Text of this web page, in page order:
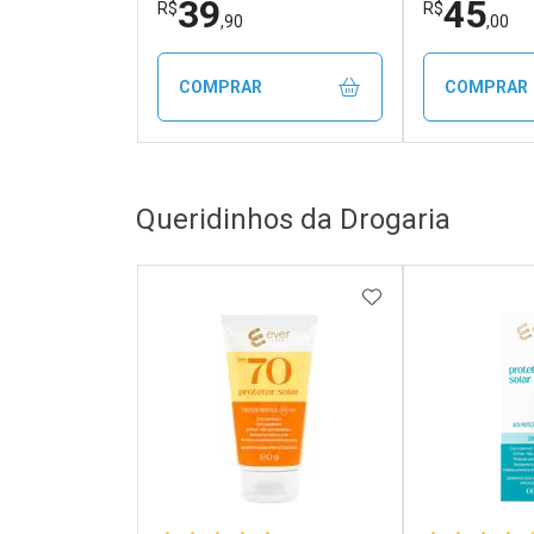
R$39,90
COMPRAR
Laboratório
Por Menos
R$45,00
COMPRAR
Por
Queridinhos da Drogaria
ADICIONAR AOS